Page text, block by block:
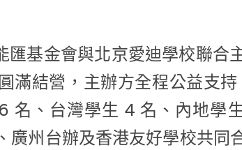
基金會與北京愛迪學校聯合
滿結營，主辦方全程公益支
名、台灣學生 4 名、內地學
廣州台辦及香港友好學校共同